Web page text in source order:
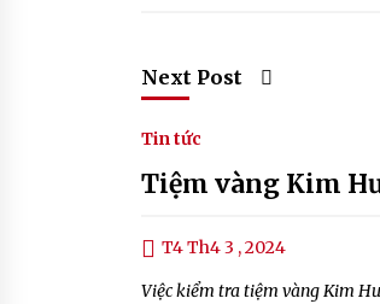
Next Post
Tin tức
Tiệm vàng Kim
T4 Th4 3 , 2024
Việc kiểm tra tiệm vàng Kim